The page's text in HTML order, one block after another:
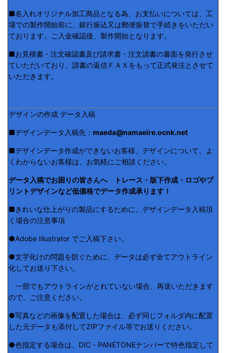
■名入れオリジナル加工商品となる為、お支払いについては、工
場での製作開始前に、銀行振込又は郵便振替で手続きをいただい
ております。ご入金確認後、製作開始となります。
■お見積書・注文確認書及び請求書・注文請書の書面を発行させ
ていただいており、請書の返信ＦＡＸをもって正式発注とさせて
いただきます。
デザインの作成 データ入稿
■デザインデータ入稿先： maeda@namaeire.ocnk.net
■デザインデータ作成ができないお客様、デザインについて、よ
くわからないお客様は、お気軽にご相談ください。
データ入稿でお困りの皆さんへ トレース・版下作成・ロゴやプ
リントデザインなど低価格でデータ作成承ります！
■きれいな仕上がりの製品にするために、デザインデータ入稿頂
く場合の注意事項
●Adobe Illustrator でご入稿下さい。
●文字化けの問題を防ぐために、データは必ず全てアウトライン
化してお送り下さい。
一部でもアウトラインがとれていない場合、再送いただきます
ので、ご注意ください。
●写真などの画像を配置した場合は、必ず同じフォルダ内に配置
した元データも添付してZIPファイル等でお送りください。
●色指定する場合は、DIC・PANETONEナンバーで特色指定して